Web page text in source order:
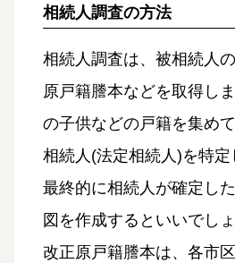
相続人調査の方法
相続人調査は、被相続人
原戸籍謄本などを取得し
の子供などの戸籍を集め
相続人(法定相続人)を特定
最終的に相続人が確定し
図を作成するといいでし
改正原戸籍謄本は、各市